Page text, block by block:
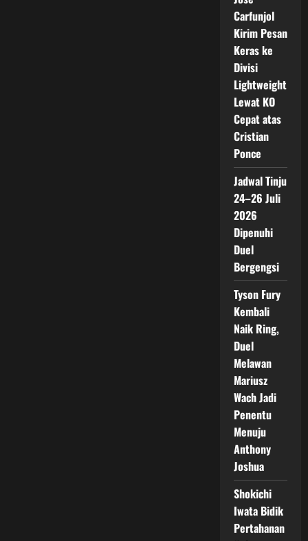
Carfunjol
Kirim Pesan
Keras ke
Divisi
Lightweight
Lewat KO
Cepat atas
Cristian
Ponce
Jadwal Tinju
24–26 Juli
2026
Dipenuhi
Duel
Bergengsi
Tyson Fury
Kembali
Naik Ring,
Duel
Melawan
Mariusz
Wach Jadi
Penentu
Menuju
Anthony
Joshua
Shokichi
Iwata Bidik
Pertahanan